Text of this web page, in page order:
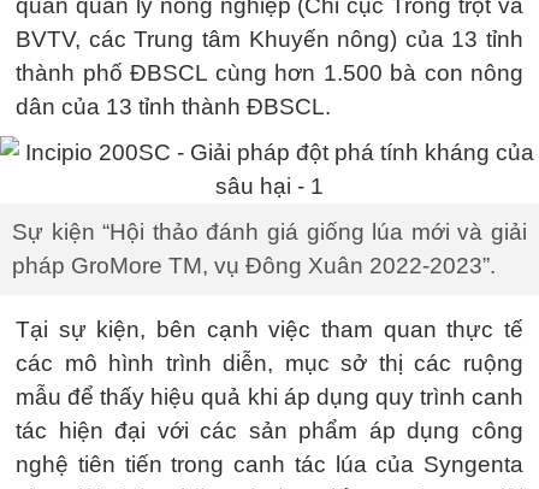
quan quản lý nông nghiệp (Chi cục Trồng trọt và
BVTV, các Trung tâm Khuyến nông) của 13 tỉnh
thành phố ĐBSCL cùng hơn 1.500 bà con nông
dân của 13 tỉnh thành ĐBSCL.
Sự kiện “Hội thảo đánh giá giống lúa mới và giải
pháp GroMore TM, vụ Đông Xuân 2022-2023”.
Tại sự kiện, bên cạnh việc tham quan thực tế
các mô hình trình diễn, mục sở thị các ruộng
mẫu để thấy hiệu quả khi áp dụng quy trình canh
tác hiện đại với các sản phẩm áp dụng công
nghệ tiên tiến trong canh tác lúa của Syngenta